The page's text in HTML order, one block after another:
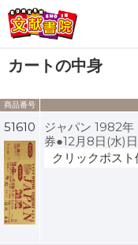
会員登録
ログイン
カートの中身
商品番号
51610
ジャパン 1982
券●12月8日(水)
クリックポス